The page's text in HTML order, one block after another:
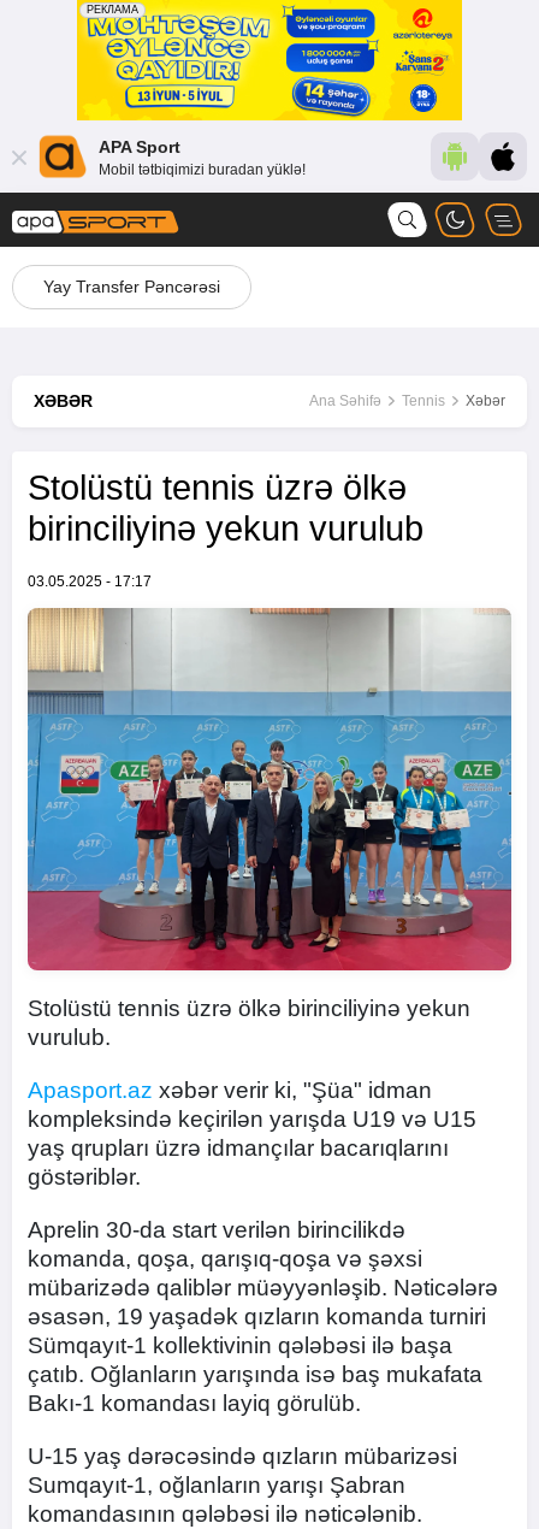
APA Sport
Mobil tətbiqimizi buradan yüklə!
Yay Transfer Pəncərəsi
XƏBƏR Ana Səhifə Tennis Xəbər
Stolüstü tennis üzrə ölkə
birinciliyinə yekun vurulub
03.05.2025 - 17:17
Stolüstü tennis üzrə ölkə birinciliyinə yekun
vurulub.
Apasport.az xəbər verir ki, "Şüa" idman
kompleksində keçirilən yarışda U19 və U15
yaş qrupları üzrə idmançılar bacarıqlarını
göstəriblər.
Aprelin 30-da start verilən birincilikdə
komanda, qoşa, qarışıq-qoşa və şəxsi
mübarizədə qaliblər müəyyənləşib. Nəticələrə
əsasən, 19 yaşadək qızların komanda turniri
Sümqayıt-1 kollektivinin qələbəsi ilə başa
çatıb. Oğlanların yarışında isə baş mukafata
Bakı-1 komandası layiq görulüb.
U-15 yaş dərəcəsində qızların mübarizəsi
Sumqayıt-1, oğlanların yarışı Şabran
komandasının qələbəsi ilə nəticələnib.